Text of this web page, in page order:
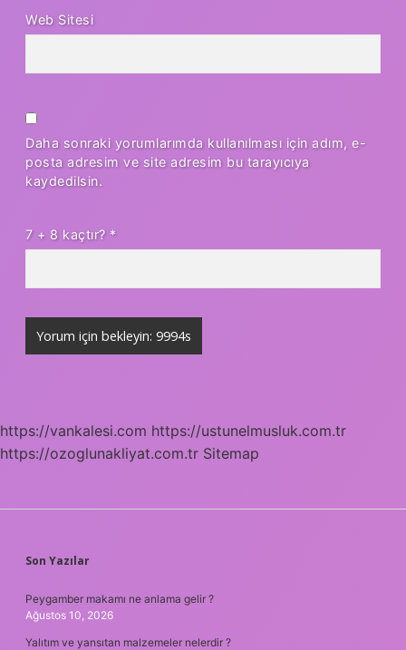
Web Sitesi
Daha sonraki yorumlarımda kullanılması için adım, e-
posta adresim ve site adresim bu tarayıcıya
kaydedilsin.
7 + 8 kaçtır? *
https://vankalesi.com https://ustunelmusluk.com.tr
https://ozoglunakliyat.com.tr Sitemap
SIDEBAR
Son Yazılar
Peygamber makamı ne anlama gelir ?
Ağustos 10, 2026
Yalıtım ve yansıtan malzemeler nelerdir ?